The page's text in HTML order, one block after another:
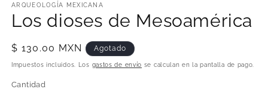
multimedia
1
ventana
modal
ARQUEOLOGÍA MEXICANA
Los dioses de Mesoamérica
Precio
habitual
$ 130.00 MXN Agotado
Impuestos incluidos. Los gastos de envío se calculan en la pantalla de pago.
Cantidad
Cantidad